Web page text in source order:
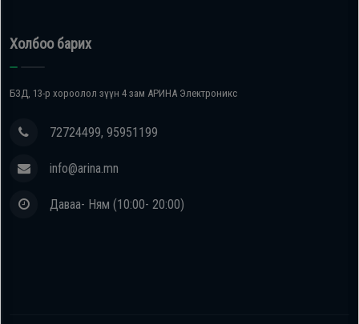
Холбоо барих
БЗД, 13-р хороолол зүүн 4 зам АРИНА Электроникс
72724499, 95951199
info@arina.mn
Даваа- Ням (10:00- 20:00)